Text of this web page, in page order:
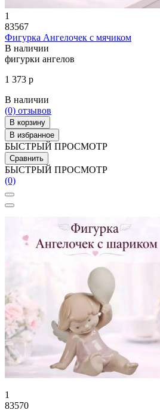
1
83567
Фигурка Ангелочек с мячиком
В наличии
фигурки ангелов
1 373 р
В наличии
(0) отзывов
В корзину
В избранное
БЫСТРЫЙ ПРОСМОТР
Сравнить
БЫСТРЫЙ ПРОСМОТР
(0)
1
83570